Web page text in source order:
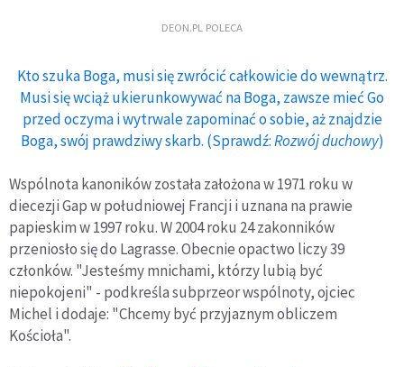
DEON.PL POLECA
Kto szuka Boga, musi się zwrócić całkowicie do wewnątrz.
Musi się wciąż ukierunkowywać na Boga, zawsze mieć Go
przed oczyma i wytrwale zapominać o sobie, aż znajdzie
Boga, swój prawdziwy skarb. (Sprawdź:Rozwój duchowy)
Wspólnota kanoników została założona w 1971 roku w
diecezji Gap w południowej Francji i uznana na prawie
papieskim w 1997 roku. W 2004 roku 24 zakonników
przeniosło się do Lagrasse. Obecnie opactwo liczy 39
członków. "Jesteśmy mnichami, którzy lubią być
niepokojeni" - podkreśla subprzeor wspólnoty, ojciec
Michel i dodaje: "Chcemy być przyjaznym obliczem
Kościoła".